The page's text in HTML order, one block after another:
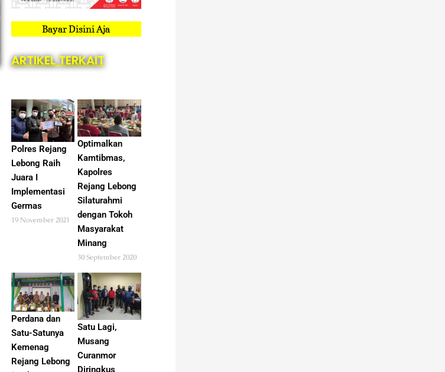
Bayar Disini Aja
ARTIKEL TERKAIT
Polres Rejang
Lebong Raih
Juara I
Implementasi
Germas
19 November 2021
Optimalkan
Kamtibmas,
Kapolres
Rejang Lebong
Silaturahmi
dengan Tokoh
Masyarakat
Minang
30 September 2020
Perdana dan
Satu-Satunya
Kemenag
Rejang Lebong
Satu Lagi,
Musang
Curanmor
Diringkus